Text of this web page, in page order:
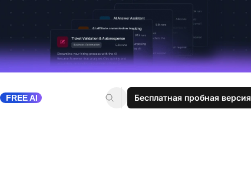
FREE AI Бесплатная пробная версия